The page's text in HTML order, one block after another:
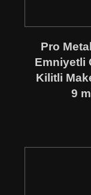
Pro
Emniyetli
Kilitli
9